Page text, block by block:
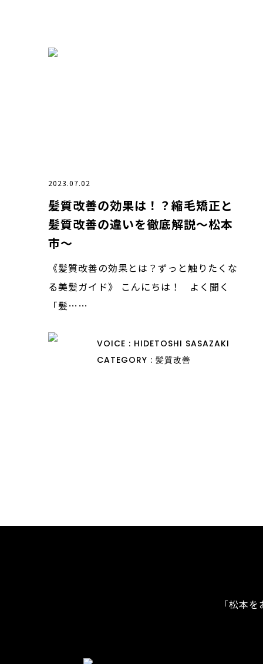
2023.07.02
髪質改善の効果は！？縮毛矯正と
髪質改善の違いを徹底解説〜松本
市〜
《髪質改善の効果とは？ずっと触りたくな
る美髪ガイド》 こんにちは！ よく聞く
「髪……
VOICE : HIDETOSHI SASAZAKI
CATEGORY : 髪質改善
「松本